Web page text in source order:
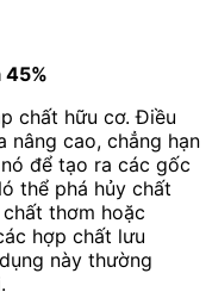
45%
chất hữu cơ. Điều
nâng cao, chẳng hạn
để tạo ra các gốc
thể phá hủy chất
thơm hoặc
hợp chất lưu
này thường